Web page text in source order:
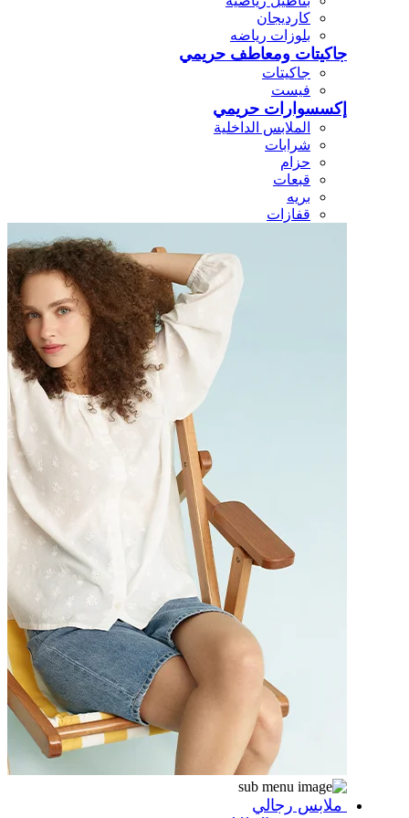
كارديجان
بلوزات رياضه
جاكيتات ومعاطف حريمي
جاكيتات
فيست
إكسسوارات حريمي
الملابس الداخلية
شرابات
حزام
قبعات
بريه
قفازات
ملابس رجالي